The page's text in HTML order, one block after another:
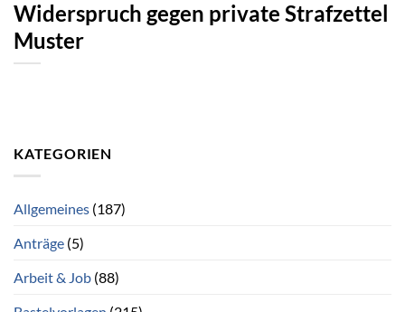
Widerspruch gegen private Strafzettel
Muster
KATEGORIEN
Allgemeines (187)
Anträge (5)
Arbeit & Job (88)